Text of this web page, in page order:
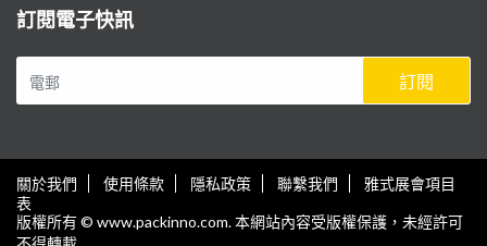
訂閱電子快訊
訂閱
關於我們 使用條款 隱私政策 聯繫我們
雅式展會項目
表
版權所有 © www.packinno.com. 本網站內容受版權保護，未經許可